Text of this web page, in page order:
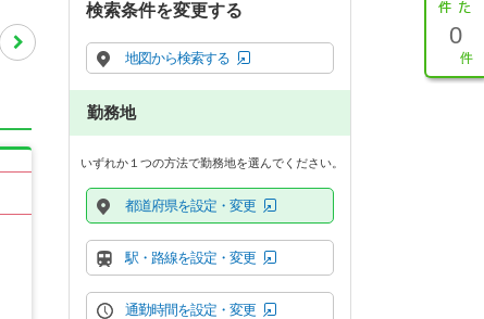
0
検索条件を変更する
地図から検索する
勤務地
いずれか１つの方法で勤務地を選んでください。
都道府県を設定・変更
駅・路線を設定・変更
通勤時間を設定・変更